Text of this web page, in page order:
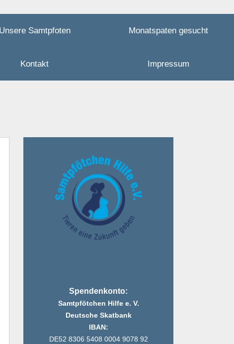
Unsere Samtpfoten Monatspaten gesucht
Kontakt Impressum
Spendenkonto:
Samtpfötchen Hilfe e. V.
Deutsche Skatbank
IBAN:
DE52 8306 5408 0004 9078 92